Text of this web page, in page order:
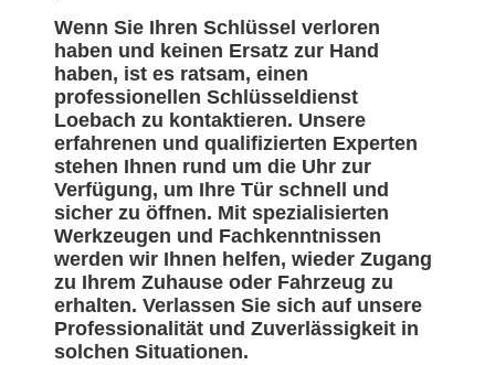
Wenn Sie Ihren Schlüssel verloren
haben und keinen Ersatz zur Hand
haben, ist es ratsam, einen
professionellen Schlüsseldienst
Loebach zu kontaktieren. Unsere
erfahrenen und qualifizierten Experten
stehen Ihnen rund um die Uhr zur
Verfügung, um Ihre Tür schnell und
sicher zu öffnen. Mit spezialisierten
Werkzeugen und Fachkenntnissen
werden wir Ihnen helfen, wieder Zugang
zu Ihrem Zuhause oder Fahrzeug zu
erhalten. Verlassen Sie sich auf unsere
Professionalität und Zuverlässigkeit in
solchen Situationen.